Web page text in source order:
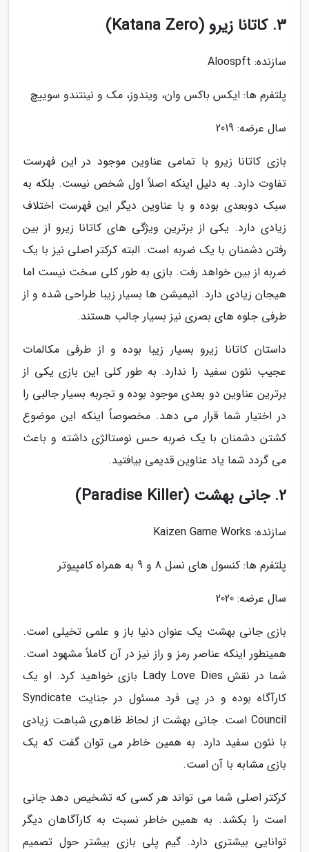
3. کاتانا زیرو (Katana Zero)
سازنده: Aloospft
پلتفرم ها: ایکس باکس وان، ویندوز، مک و نینتندو سوییچ
سال عرضه: 2019
بازی کاتانا زیرو با تمامی عناوین موجود در این فهرست
تفاوت دارد. به دلیل اینکه اصلاً اول شخص نیست. بلکه به
سبک دوبعدی بوده و با عناوین دیگر این فهرست اختلاف
زیادی دارد. یکی از برترین ویژگی های کاتانا زیرو از بین
رفتن دشمنان با یک ضربه است. البته کرکتر اصلی نیز با یک
ضربه از بین خواهد رفت. بازی به طور کلی سخت نیست اما
هیجان زیادی دارد. انیمیشن ها بسیار زیبا طراحی شده و از
طرفی جلوه های بصری نیز بسیار جالب هستند.
داستان کاتانا زیرو بسیار زیبا بوده و از طرفی مکالمات
عجیب نئون سفید را ندارد. به طور کلی این بازی یکی از
برترین عناوین دو بعدی موجود بوده و تجربه بسیار جالبی را
در اختیار شما قرار می دهد. مخصوصاً اینکه این موضوع
کشتن دشمنان با یک ضربه حس نوستالژی داشته و باعث
می گردد شما یاد عناوین قدیمی بیافتید.
2. جانی بهشت (Paradise Killer)
سازنده: Kaizen Game Works
پلتفرم ها: کنسول های نسل 8 و 9 به همراه کامپیوتر
سال عرضه: 2020
بازی جانی بهشت یک عنوان دنیا باز و علمی تخیلی است.
همینطور اینکه عناصر رمز و راز نیز در آن کاملاً مشهود است.
شما در نقش Lady Love Dies بازی خواهید کرد. او یک
کارآگاه بوده و در پی فرد مسئول در جنایت Syndicate
Council است. جانی بهشت از لحاظ ظاهری شباهت زیادی
با نئون سفید دارد. به همین خاطر می توان گفت که یک
بازی مشابه با آن است.
کرکتر اصلی شما می تواند هر کسی که تشخیص دهد جانی
است را بکشد. به همین خاطر نسبت به کارآگاهان دیگر
توانایی بیشتری دارد. گیم پلی بازی بیشتر حول تصمیم